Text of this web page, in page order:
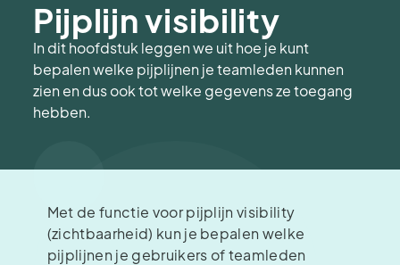
Pijplijn visibility
In dit hoofdstuk leggen we uit hoe je kunt
bepalen welke pijplijnen je teamleden kunnen
zien en dus ook tot welke gegevens ze toegang
hebben.
Met de functie voor pijplijn visibility
(zichtbaarheid) kun je bepalen welke
pijplijnen je gebruikers of teamleden